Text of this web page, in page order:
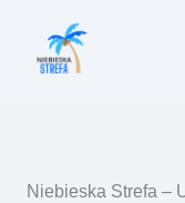
treści
Niebieska Strefa –